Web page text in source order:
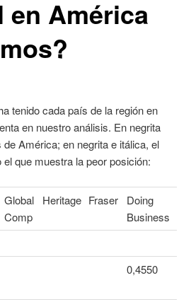
América
tenido cada país de la región en
en nuestro análisis. En negrita
América; en negrita e itálica, el
que muestra la peor posición:
Global
Comp
Heritage Fraser
Doing
Business
0,4550